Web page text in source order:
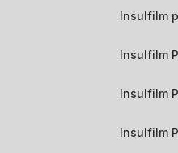
Insulfilm
Insulfilm
Insulfilm
Insulfilm